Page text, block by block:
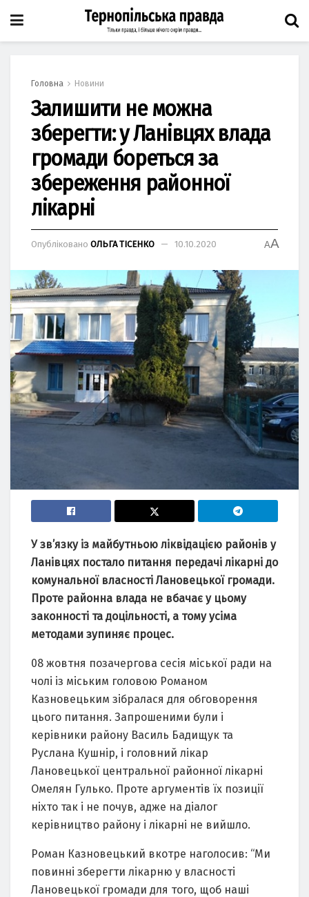
Головна Новини
Залишити не можна
зберегти: у Ланівцях влада
громади бореться за
збереження районної
лікарні
Опубліковано ОЛЬГА ТІСЕНКО 10.10.2020 AA
У зв’язку із майбутньою ліквідацією районів у
Ланівцях постало питання передачі лікарні до
комунальної власності Лановецької громади.
Проте районна влада не вбачає у цьому
законності та доцільності, а тому усіма
методами зупиняє процес.
08 жовтня позачергова сесія міської ради на
чолі із міським головою Романом
Казновецьким зібралася для обговорення
цього питання. Запрошеними були і
керівники району Василь Бадищук та
Руслана Кушнір, і головний лікар
Лановецької центральної районної лікарні
Омелян Гулько. Проте аргументів їх позиції
ніхто так і не почув, адже на діалог
керівництво району і лікарні не вийшло.
Роман Казновецький вкотре наголосив: “Ми
повинні зберегти лікарню у власності
Лановецької громади для того, щоб наші